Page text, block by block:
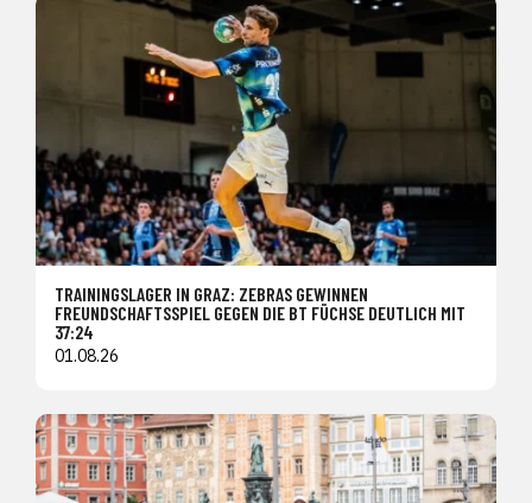
TRAININGSLAGER IN GRAZ: ZEBRAS GEWINNEN
FREUNDSCHAFTSSPIEL GEGEN DIE BT FÜCHSE DEUTLICH MIT
37:24
01.08.26